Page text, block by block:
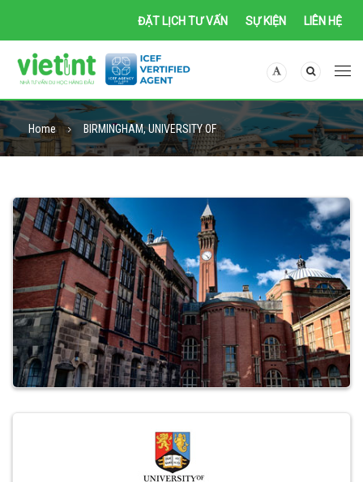
ĐẶT LỊCH TƯ VẤN SỰ KIỆN LIÊN HỆ
Home BIRMINGHAM, UNIVERSITY OF